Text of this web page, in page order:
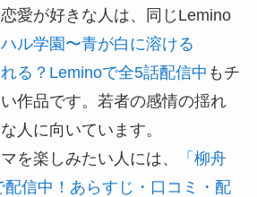
愛が好きな人は、同じLemino
ハル学園〜青が白に溶ける
る？Leminoで全5話配信中 もチ
作品です。若者の感情の揺れ
人に向いています。
を楽しみたい人には、
「柳舟
信中！あらすじ・口コミ・配